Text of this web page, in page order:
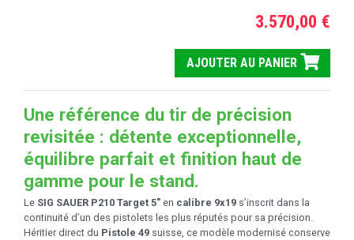
3.570,00 €
AJOUTER AU PANIER
Une référence du tir de précision
revisitée : détente exceptionnelle,
équilibre parfait et finition haut de
gamme pour le stand.
Le SIG SAUER P210 Target 5" en calibre 9x19 s’inscrit dans la
continuité d’un des pistolets les plus réputés pour sa précision.
Héritier direct du Pistole 49 suisse, ce modèle modernisé conserve